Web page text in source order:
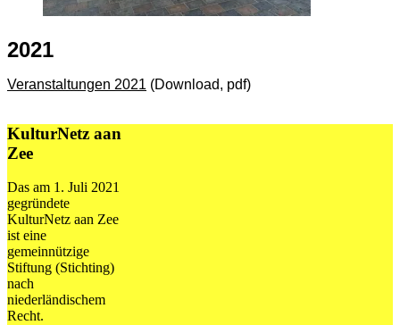
2021
Veranstaltungen 2021 (Download, pdf)
KulturNetz aan
Zee
Das am 1. Juli 2021
gegründete
KulturNetz aan Zee
ist eine
gemeinnützige
Stiftung (Stichting)
nach
niederländischem
Recht.